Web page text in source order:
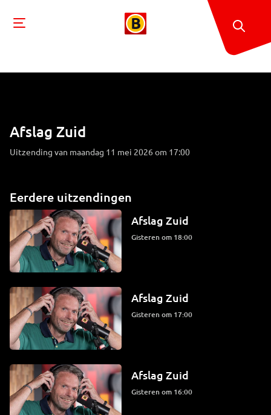
Afslag Zuid
Uitzending van maandag 11 mei 2026 om 17:00
Eerdere uitzendingen
Afslag Zuid
Gisteren om 18:00
Afslag Zuid
Gisteren om 17:00
Afslag Zuid
Gisteren om 16:00